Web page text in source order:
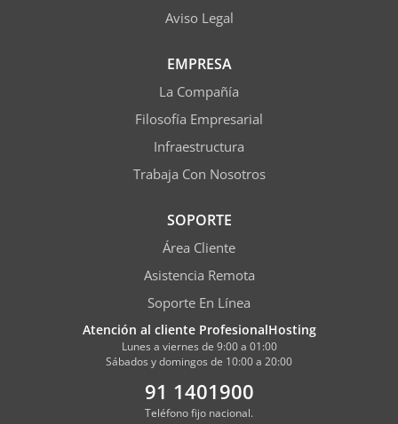
Aviso Legal
EMPRESA
La Compañía
Filosofía Empresarial
Infraestructura
Trabaja Con Nosotros
SOPORTE
Área Cliente
Asistencia Remota
Soporte En Línea
Atención al cliente ProfesionalHosting
Lunes a viernes de 9:00 a 01:00
Sábados y domingos de 10:00 a 20:00
91 1401900
Teléfono fijo nacional.